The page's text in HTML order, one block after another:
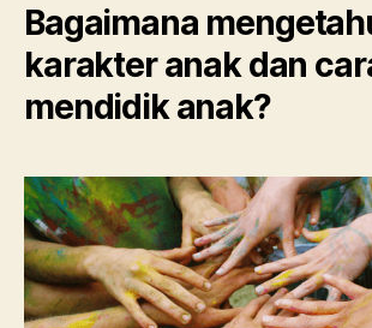
Bagaimana
karakter anak dan
mendidik anak?